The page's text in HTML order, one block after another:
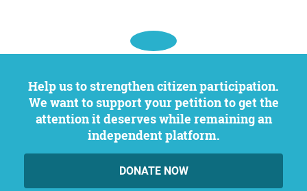
Help us to strengthen citizen participation.
We want to support your petition to get the
attention it deserves while remaining an
independent platform.
DONATE NOW